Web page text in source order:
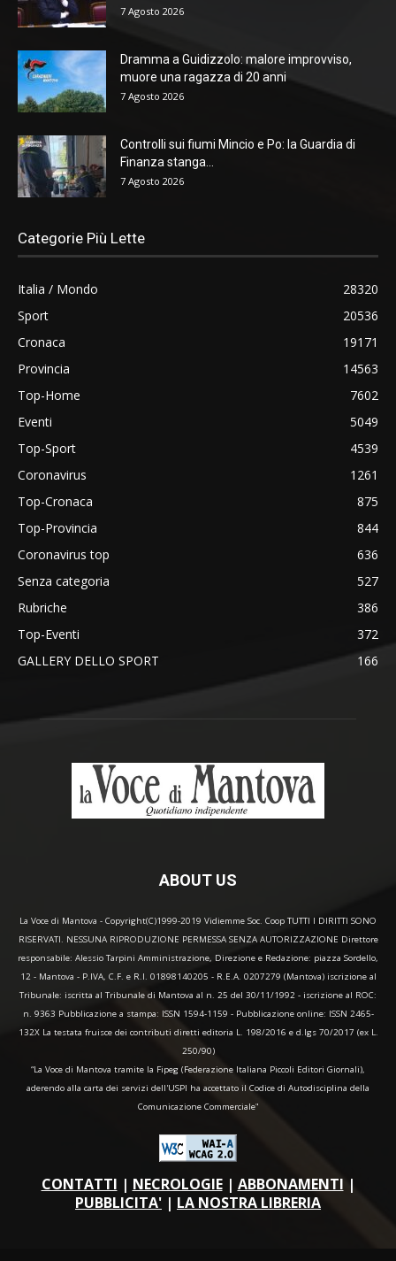
7 Agosto 2026
Dramma a Guidizzolo: malore improvviso,
muore una ragazza di 20 anni
7 Agosto 2026
Controlli sui fiumi Mincio e Po: la Guardia di
Finanza stanga...
7 Agosto 2026
Categorie Più Lette
Italia / Mondo
28320
Sport
20536
Cronaca
19171
Provincia
14563
Top-Home
7602
Eventi
5049
Top-Sport
4539
Coronavirus
1261
Top-Cronaca
875
Top-Provincia
844
Coronavirus top
636
Senza categoria
527
Rubriche
386
Top-Eventi
372
GALLERY DELLO SPORT
166
ABOUT US
La Voce di Mantova - Copyright(C)1999-2019 Vidiemme Soc. Coop TUTTI I DIRITTI SONO
RISERVATI. NESSUNA RIPRODUZIONE PERMESSA SENZA AUTORIZZAZIONE Direttore
responsabile: Alessio Tarpini Amministrazione, Direzione e Redazione: piazza Sordello,
12 - Mantova - P.IVA, C.F. e R.I. 01898140205 - R.E.A. 0207279 (Mantova) iscrizione al
Tribunale: iscritta al Tribunale di Mantova al n. 25 del 30/11/1992 - iscrizione al ROC:
n. 9363 Pubblicazione a stampa: ISSN 1594-1159 - Pubblicazione online: ISSN 2465-
132X La testata fruisce dei contributi diretti editoria L. 198/2016 e d.lgs 70/2017 (ex L.
250/90)
“La Voce di Mantova tramite la Fipeg (Federazione Italiana Piccoli Editori Giornali),
aderendo alla carta dei servizi dell'USPI ha accettato il Codice di Autodisciplina della
Comunicazione Commerciale"
CONTATTI | NECROLOGIE| ABBONAMENTI |
PUBBLICITA' | LA NOSTRA LIBRERIA